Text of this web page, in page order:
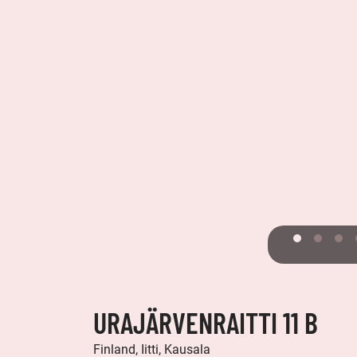
URAJÄRVENRAITTI 11 B
Finland, Iitti, Kausala